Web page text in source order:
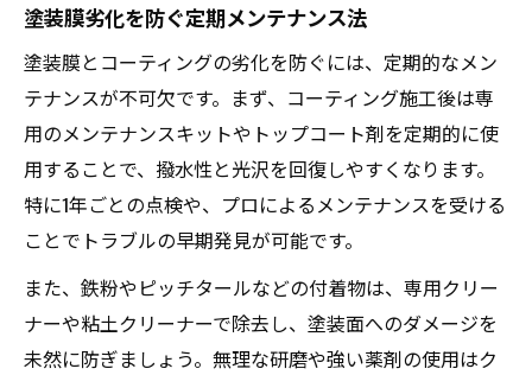
塗装膜劣化を防ぐ定期メンテナンス法
塗装膜とコーティングの劣化を防ぐには、定期的なメン
テナンスが不可欠です。まず、コーティング施工後は専
用のメンテナンスキットやトップコート剤を定期的に使
用することで、撥水性と光沢を回復しやすくなります。
特に1年ごとの点検や、プロによるメンテナンスを受ける
ことでトラブルの早期発見が可能です。
また、鉄粉やピッチタールなどの付着物は、専用クリー
ナーや粘土クリーナーで除去し、塗装面へのダメージを
未然に防ぎましょう。無理な研磨や強い薬剤の使用はク